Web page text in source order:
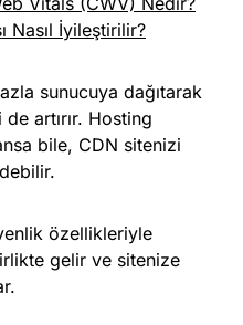
Nasıl İyileştirilir?
sunucuya dağıtarak
artırır. Hosting
bile, CDN sitenizi
özellikleriyle
gelir ve sitenize